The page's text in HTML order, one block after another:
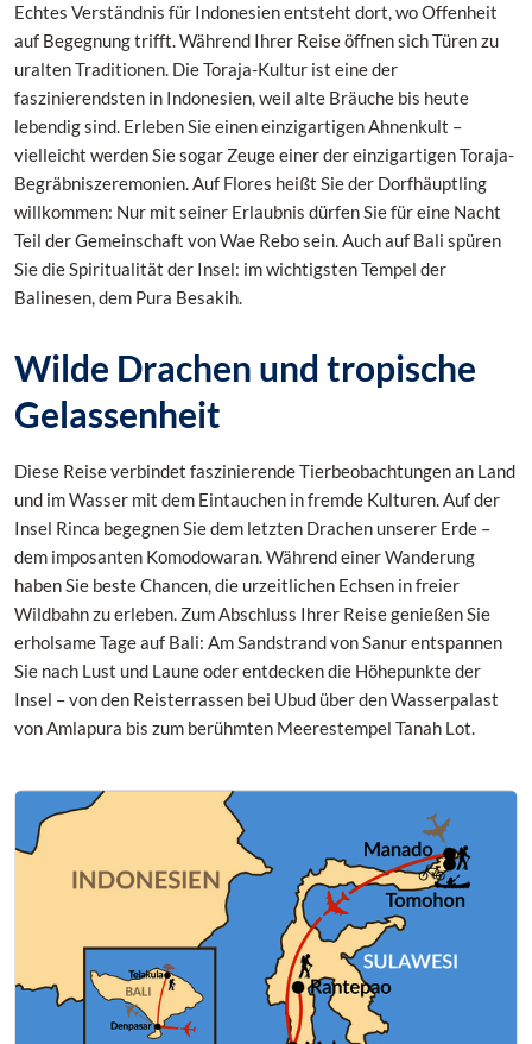
Echtes Verständnis für Indonesien entsteht dort, wo Offenheit
auf Begegnung trifft. Während Ihrer Reise öffnen sich Türen zu
uralten Traditionen. Die Toraja-Kultur ist eine der
faszinierendsten in Indonesien, weil alte Bräuche bis heute
lebendig sind. Erleben Sie einen einzigartigen Ahnenkult –
vielleicht werden Sie sogar Zeuge einer der einzigartigen Toraja-
Begräbniszeremonien. Auf Flores heißt Sie der Dorfhäuptling
willkommen: Nur mit seiner Erlaubnis dürfen Sie für eine Nacht
Teil der Gemeinschaft von Wae Rebo sein. Auch auf Bali spüren
Sie die Spiritualität der Insel: im wichtigsten Tempel der
Balinesen, dem Pura Besakih.
Wilde Drachen und tropische
Gelassenheit
Diese Reise verbindet faszinierende Tierbeobachtungen an Land
und im Wasser mit dem Eintauchen in fremde Kulturen. Auf der
Insel Rinca begegnen Sie dem letzten Drachen unserer Erde –
dem imposanten Komodowaran. Während einer Wanderung
haben Sie beste Chancen, die urzeitlichen Echsen in freier
Wildbahn zu erleben. Zum Abschluss Ihrer Reise genießen Sie
erholsame Tage auf Bali: Am Sandstrand von Sanur entspannen
Sie nach Lust und Laune oder entdecken die Höhepunkte der
Insel – von den Reisterrassen bei Ubud über den Wasserpalast
von Amlapura bis zum berühmten Meerestempel Tanah Lot.